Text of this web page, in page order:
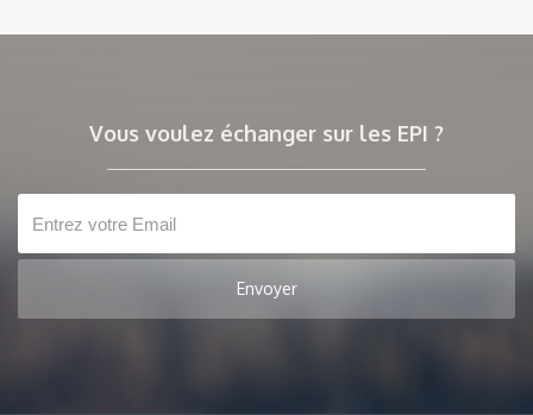
Vous voulez échanger sur les EPI ?